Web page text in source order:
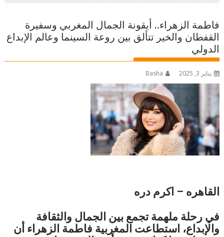
فاطمة الزهراء.. أيقونة الجمال المغربي وسفيرة
القفطان والخير تتألق بين روعة السينما وعالم الإبداع
الدولي
يناير 3, 2025 Basha
القاهره – اكرم دره
في رحلة ملهمة تجمع بين الجمال والثقافة
والإبداع، استطاعت المغربية فاطمة الزهراء أن